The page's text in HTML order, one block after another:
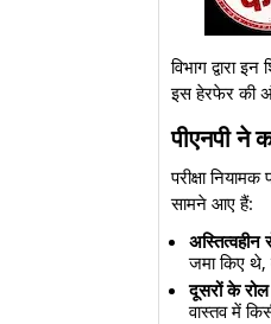
​विभाग द्वारा
इस हेरफेर की
​पीएनपी ने
​परीक्षा
सामने आए हैं:
अस्तित्वहीन
जमा किए थे,
दूसरों के
वास्तव में